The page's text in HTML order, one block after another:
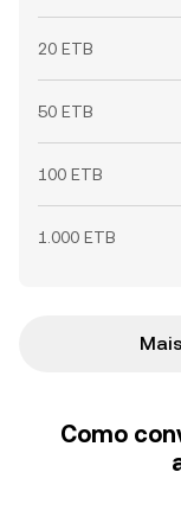
20 ETB
50 ETB
100 ETB
1.000 ETB
Como